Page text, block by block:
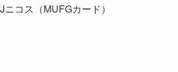
ニコス（MUFGカード）